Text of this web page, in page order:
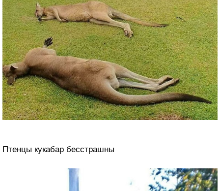
Птенцы кукабар бесстрашны